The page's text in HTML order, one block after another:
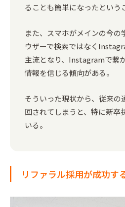
ることも簡単になったという
また、スマホがメインの今の
ウザーで検索ではなく
主流となり、Instagramで繋
情報を信じる傾向がある。
そういった現状から、従来の
回されてしまうと、特に新卒
いる。
リファラル採用が成功す